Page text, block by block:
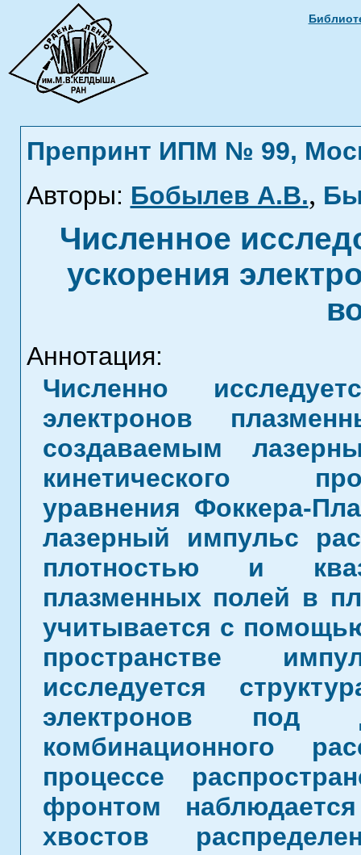
Препринт ИПМ № 99,
Авторы: Бобылев А.В.,
Численное
ускорения
Аннотация:
Численно
электронов
создаваемым
кинетического
уравнения Фоккера-
лазерный импульс
плотностью и
плазменных полей в
учитывается с
пространстве
исследуется
электронов под
комбинационного
процессе
фронтом
хвостов